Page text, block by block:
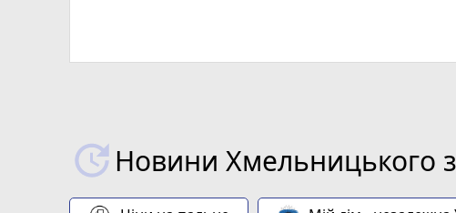
Новини Хмельницького